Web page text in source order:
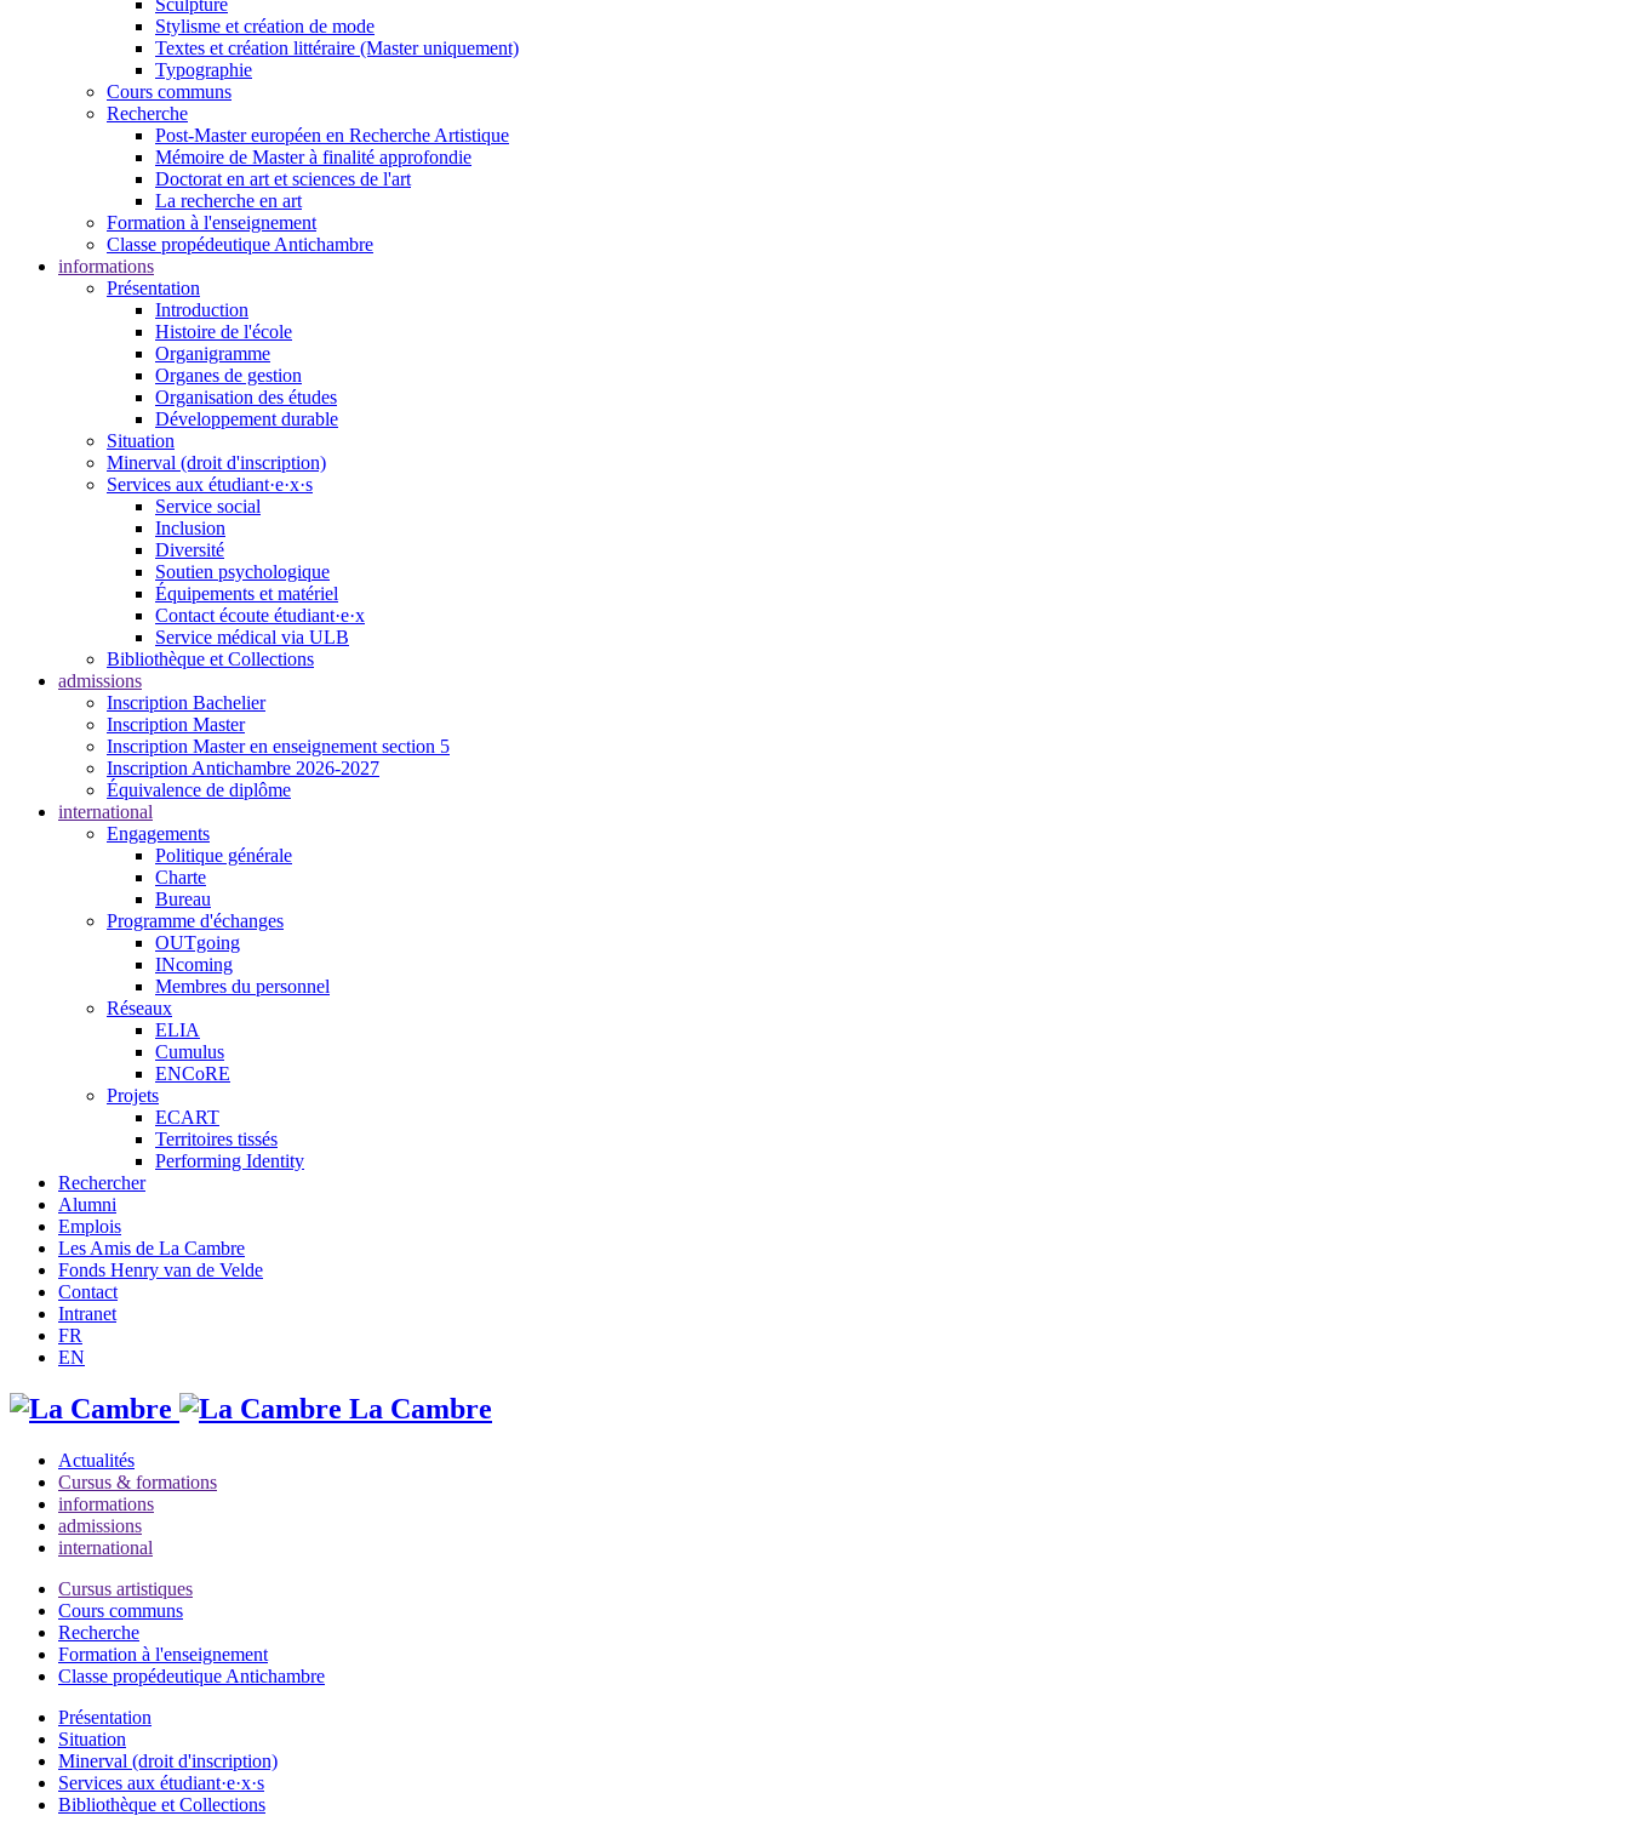
Stylisme et création de mode
Textes et création littéraire (Master uniquement)
Typographie
Cours communs
Recherche
Post-Master européen en Recherche Artistique
Mémoire de Master à finalité approfondie
Doctorat en art et sciences de l'art
La recherche en art
Formation à l'enseignement
Classe propédeutique Antichambre
informations
Présentation
Introduction
Histoire de l'école
Organigramme
Organes de gestion
Organisation des études
Développement durable
Situation
Minerval (droit d'inscription)
Services aux étudiant·e·x·s
Service social
Inclusion
Diversité
Soutien psychologique
Équipements et matériel
Contact écoute étudiant·e·x
Service médical via ULB
Bibliothèque et Collections
admissions
Inscription Bachelier
Inscription Master
Inscription Master en enseignement section 5
Inscription Antichambre 2026-2027
Équivalence de diplôme
international
Engagements
Politique générale
Charte
Bureau
Programme d'échanges
OUTgoing
INcoming
Membres du personnel
Réseaux
ELIA
Cumulus
ENCoRE
Projets
ECART
Territoires tissés
Performing Identity
Rechercher
Alumni
Emplois
Les Amis de La Cambre
Fonds Henry van de Velde
Contact
Intranet
FR
EN
La Cambre
Actualités
Cursus & formations
informations
admissions
international
Cursus artistiques
Cours communs
Recherche
Formation à l'enseignement
Classe propédeutique Antichambre
Présentation
Situation
Minerval (droit d'inscription)
Services aux étudiant·e·x·s
Bibliothèque et Collections